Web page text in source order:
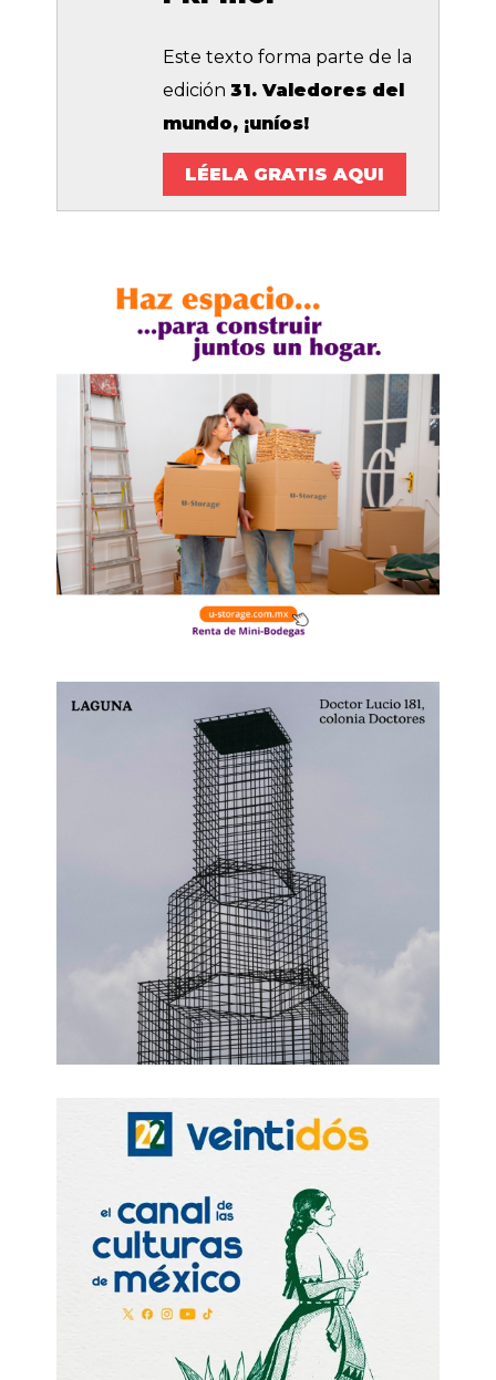
Este texto forma parte de la
edición 31. Valedores del
mundo, ¡uníos!
LÉELA GRATIS AQUI